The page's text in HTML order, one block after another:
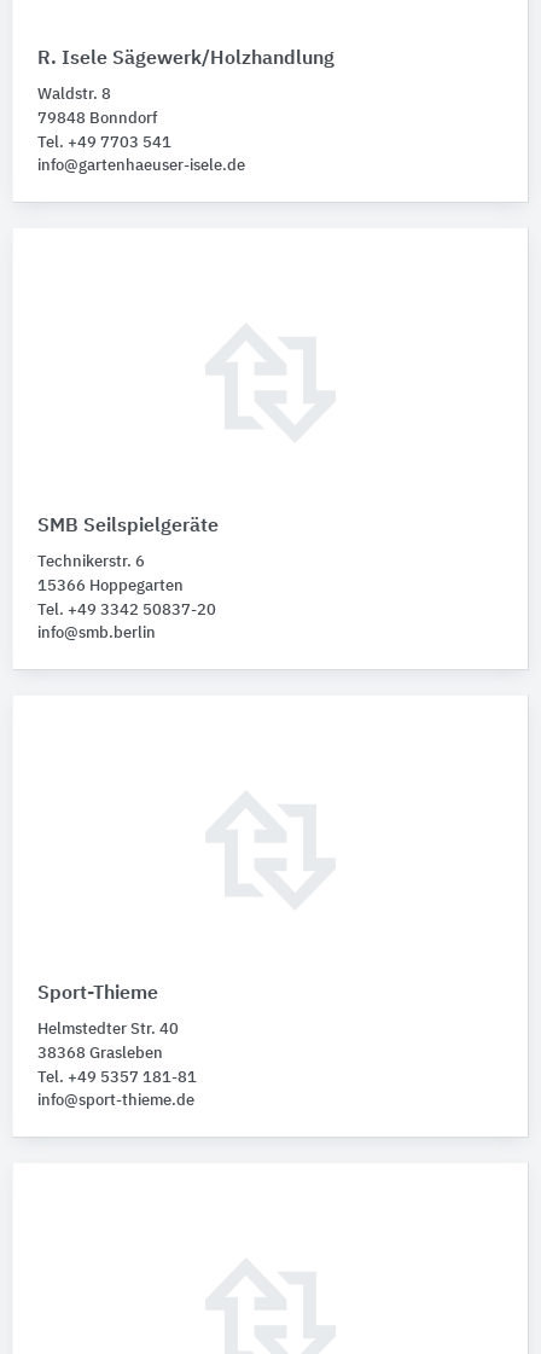
R. Isele Sägewerk/Holzhandlung
Waldstr. 8
79848 Bonndorf
Tel. +49 7703 541
info@gartenhaeuser-isele.de
SMB Seilspielgeräte
Technikerstr. 6
15366 Hoppegarten
Tel. +49 3342 50837-20
info@smb.berlin
Sport-Thieme
Helmstedter Str. 40
38368 Grasleben
Tel. +49 5357 181-81
info@sport-thieme.de